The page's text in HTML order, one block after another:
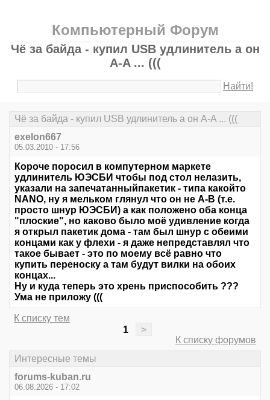
Компьютерный Форум
Чё за байда - купил USB удлинитель а он
А-A ... (((
Найти!
Чё за байда - купил USB удлинитель а он А-A ... (((
exelon667
05.03.2010 - 17:56
Короче поросил в компутерном маркете
удлинитель ЮЭСБИ чтобы под стол нелазить,
указали на запечатанныйпакетик - типа какойто
NANO, ну я мельком глянул что он не А-В (т.е.
просто шнур ЮЭСБИ) а как положено оба конца
"плоские", но каково было моё удивление когда
я открыл пакетик дома - там был шнур с обеими
концами как у флехи - я даже непредставлял что
такое бывает - это по моему всё равно что
купить переноску а там будут вилки на обоих
концах...
Ну и куда теперь это хрень приспособить ???
Ума не приложу (((
К списку тем
1
>
К списку форумов
Интересные темы
forums-kuban.ru
06.08.2026 - 17:02